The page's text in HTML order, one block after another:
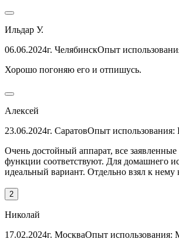
Ильдар У.
06.06.2024г. ЧелябинскОпыт
Хорошо погоняю его и отпишусь.
Алексей
23.06.2024г. СаратовОпыт использования:
Очень достойный аппарат, все
функции соответствуют. Для домашнего
идеальный вариант. Отдельно взял к
2
Николай
17.02.2024г. МоскваОпыт использования: